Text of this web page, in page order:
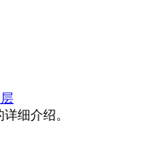
细介绍。